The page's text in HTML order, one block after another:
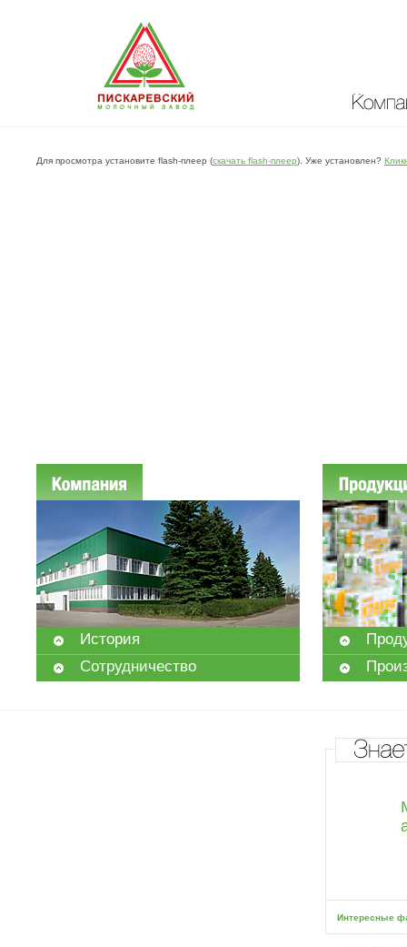
Для просмотра установите flash-плеер (скачать flash-плеер). Уже установлен?
Компания
История
Сотрудничество
Интересные